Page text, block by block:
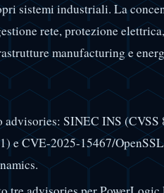
sistemi industriali. La
rete, protezione
manufacturing e
advisories: SINEC INS
e CVE-2025-15467/